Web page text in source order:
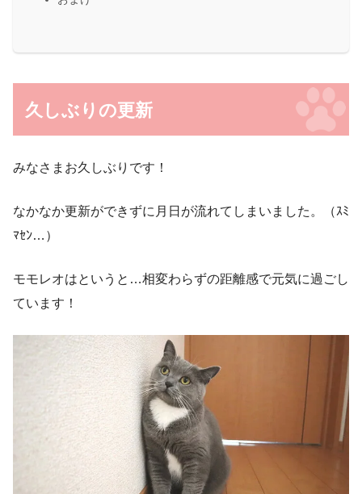
久しぶりの更新
みなさまお久しぶりです！
なかなか更新ができずに月日が流れてしまいました。（ｽﾐ
ﾏｾﾝ…）
モモレオはというと…相変わらずの距離感で元気に過ごし
ています！